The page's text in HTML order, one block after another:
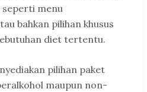
seperti menu
bahkan pilihan khusus
diet tertentu.
pilihan paket
maupun non-